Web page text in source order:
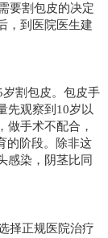
要割包皮的决定
，到医院医生建
割包皮。包皮手
先观察到10岁以
做手术不配合，
的阶段。除非这
感染，阴茎比同
择正规医院治疗